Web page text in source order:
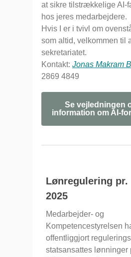
at sikre tilstrækkelige AI-
hos jeres medarbejdere.
Hvis I er i tvivl om
som altid, velkommen til
sekretariatet.
Kontakt: Jonas Makram
2869 4849
Se vejledningen
information om AI-
Lønregulering pr.
2025
Medarbejder- og
Kompetencestyrelsen
offentliggjort
statsansattes lønninger